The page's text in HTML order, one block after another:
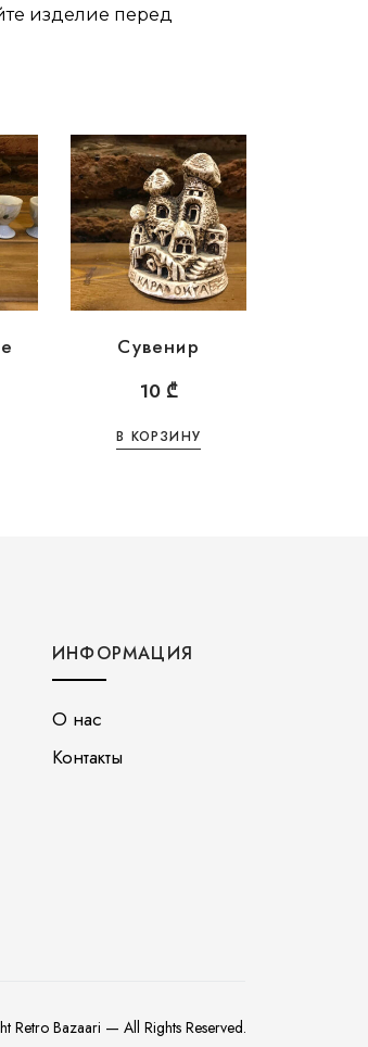
изделие перед
Сувенир
10 ₾
В КОРЗИНУ
ИНФОРМАЦИЯ
О нас
Контакты
Retro Bazaari — All Rights Reserved.